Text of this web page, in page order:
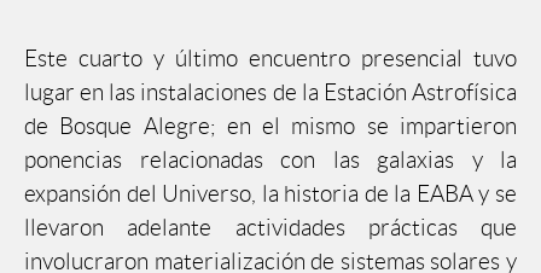
Este cuarto y último encuentro presencial tuvo
lugar en las instalaciones de la Estación Astrofísica
de Bosque Alegre; en el mismo se impartieron
ponencias relacionadas con las galaxias y la
expansión del Universo, la historia de la EABA y se
llevaron adelante actividades prácticas que
involucraron materialización de sistemas solares y